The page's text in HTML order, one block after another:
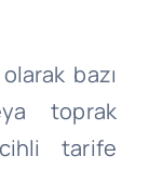
bazı
toprak
tarife